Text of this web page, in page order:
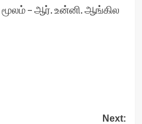
– ஆர். உன்னி. ஆங்கில
Next: